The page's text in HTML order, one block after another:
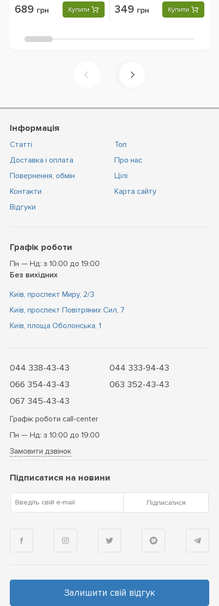
689 грн Купити 349 грн Купити
Інформація
Статті
Доставка і оплата
Повернення, обмін
Контакти
Відгуки
Топ
Про нас
Цiлi
Карта сайту
Графік роботи
Пн — Нд: з 10:00 до 19:00
Без вихідних
Київ, проспект Миру, 2/3
Київ, проспект Повітряних Сил, 7
Київ, площа Оболонська, 1
044 338-43-43
044 333-94-43
066 354-43-43
063 352-43-43
067 345-43-43
Графік роботи call-center
Пн — Нд: з 10:00 до 19:00
Замовити дзвінок
Підписатися на новини
Введіть свій e-mail Підписатися
Залишити свій відгук